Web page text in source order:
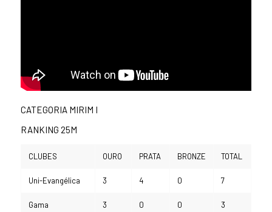
CATEGORIA MIRIM I
RANKING 25M
CLUBES OURO PRATA BRONZE TOTAL
Uni-Evangélica 3 4 0 7
Gama
3 0 0 3